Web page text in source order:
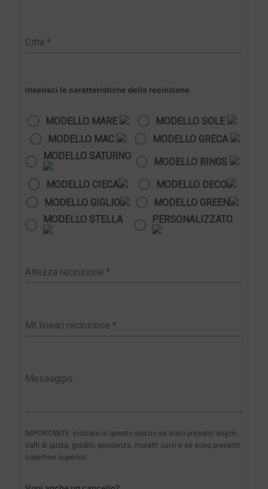
Inserisci le caratteristiche della recinzione
MODELLO MARE
MODELLO SOLE
MODELLO MAC
MODELLO GRECA
MODELLO SATURNO
MODELLO RINGS
MODELLO CIECA
MODELLO DECO
MODELLO GIGLIO
MODELLO GREEN
MODELLO STELLA
PERSONALIZZATO
IMPORTANTE: indicare in questo spazio se sono presenti angoli,
salti di quota, gradini, pendenze, muretti curvi e se sono presenti
copertine superiori.